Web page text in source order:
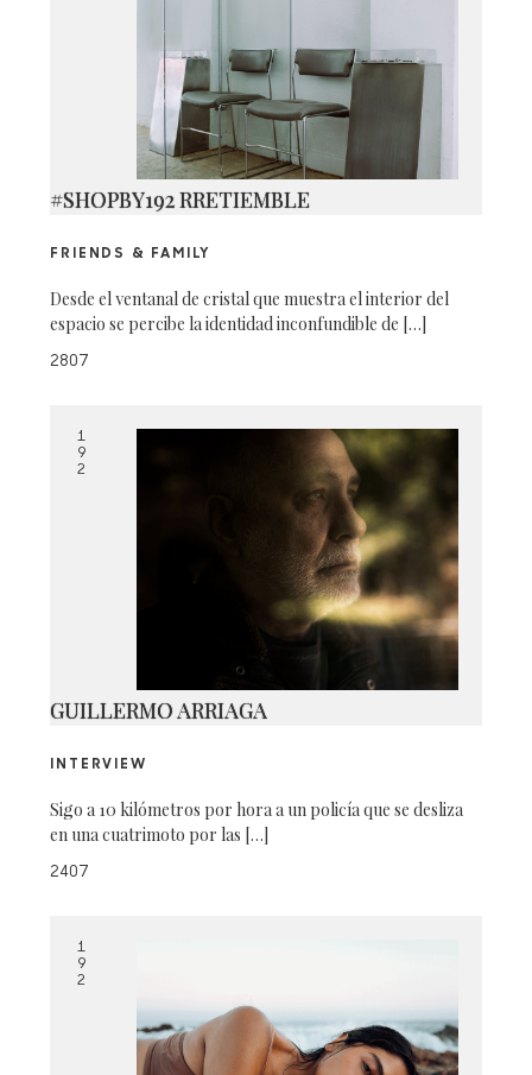
IMG_9619 2
#SHOPBY192 RRETIEMBLE
FRIENDS & FAMILY
Desde el ventanal de cristal que muestra el interior del
espacio se percibe la identidad inconfundible de […]
2807
1
9
2
GUILLERMO ARRIAGA
INTERVIEW
Sigo a 10 kilómetros por hora a un policía que se desliza
en una cuatrimoto por las […]
2407
1
9
2